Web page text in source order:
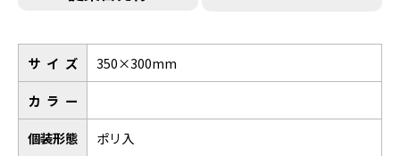
サイズ
350×300mm
カラー
個装形態
ポリ入